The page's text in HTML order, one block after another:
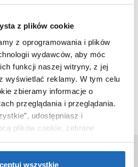
z plików cookie
z oprogramowania i plików
wydawców, aby móc
funkcji naszej witryny, z jej
wyświetlać reklamy. W tym celu
zbieramy informacje o
przeglądania i przeglądania.
udostępniasz i
plików cookie, zebrane
zewnętrznych, a także nasi
chcesz, włącz „Tylko
Pamiętaj jednak, że
wszystkie
już dostępny w naszej ofercie.